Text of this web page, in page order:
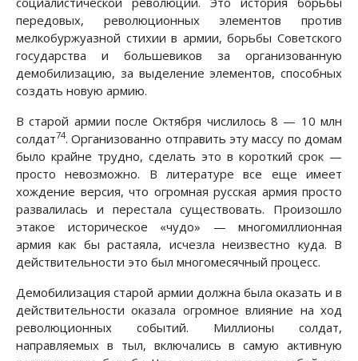
передовых, революционных элементов против
мелкобуржуазной стихии в армии, борьбы Советского
государства и большевиков за организованную
демобилизацию, за выделение элементов, способных
создать новую армию.
В старой армии после Октября числилось 8 — 10 млн
солдат74. Организованно отправить эту массу по домам
было крайне трудно, сделать это в короткий срок —
просто невозможно. В литературе все еще имеет
хождение версия, что огромная русская армия просто
развалилась и перестала существовать. Произошло
этакое историческое «чудо» — многомиллионная
армия как бы растаяла, исчезла неизвестно куда. В
действительности это был многомесячный процесс.
Демобилизация старой армии должна была оказать и в
действительности оказала огромное влияние на ход
революционных событий. Миллионы солдат,
направляемых в тыл, включались в самую активную